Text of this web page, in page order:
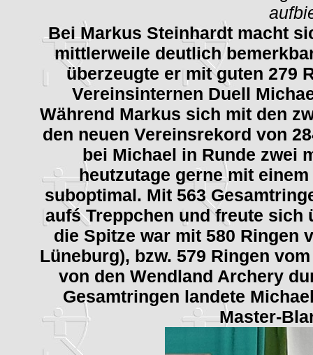
Bei Markus Steinhardt macht
mittlerweile deutlich
überzeugte er mit guten 279
Vereinsinternen Duell
Während Markus sich mit den
den neuen Vereinsrekord von
bei Michael in Runde zwei
heutzutage gerne mit
suboptimal. Mit 563
aufś Treppchen und freute sich
die Spitze war mit 580 Ringen
Lüneburg), bzw. 579 Ringen
von den Wendland Archery
Gesamtringen landete
Master-